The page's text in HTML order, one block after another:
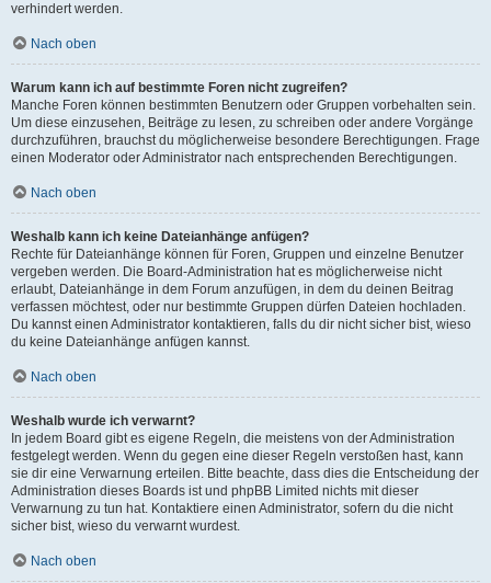
verhindert werden.
Nach oben
Warum kann ich auf bestimmte Foren nicht zugreifen?
Manche Foren können bestimmten Benutzern oder Gruppen vorbehalten sein.
Um diese einzusehen, Beiträge zu lesen, zu schreiben oder andere Vorgänge
durchzuführen, brauchst du möglicherweise besondere Berechtigungen. Frage
einen Moderator oder Administrator nach entsprechenden Berechtigungen.
Nach oben
Weshalb kann ich keine Dateianhänge anfügen?
Rechte für Dateianhänge können für Foren, Gruppen und einzelne Benutzer
vergeben werden. Die Board-Administration hat es möglicherweise nicht
erlaubt, Dateianhänge in dem Forum anzufügen, in dem du deinen Beitrag
verfassen möchtest, oder nur bestimmte Gruppen dürfen Dateien hochladen.
Du kannst einen Administrator kontaktieren, falls du dir nicht sicher bist, wieso
du keine Dateianhänge anfügen kannst.
Nach oben
Weshalb wurde ich verwarnt?
In jedem Board gibt es eigene Regeln, die meistens von der Administration
festgelegt werden. Wenn du gegen eine dieser Regeln verstoßen hast, kann
sie dir eine Verwarnung erteilen. Bitte beachte, dass dies die Entscheidung der
Administration dieses Boards ist und phpBB Limited nichts mit dieser
Verwarnung zu tun hat. Kontaktiere einen Administrator, sofern du die nicht
sicher bist, wieso du verwarnt wurdest.
Nach oben